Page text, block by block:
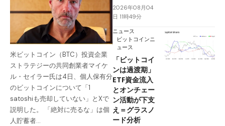
米ビットコイン（BTC）投資企業
ストラテジーの共同創業者マイケ
ル・セイラー氏は4日、個人保有分
のビットコインについて「1
satoshiも売却していない」とXで
説明した。 「絶対に売るな」は個
人貯蓄者…
2026年08月04
日 11時49分
ニュース
ビットコインニ
ュース
「ビットコイ
ンは過渡期」
ETF資金流入
とオンチェー
ン活動が下支
え＝グラスノ
ード分析